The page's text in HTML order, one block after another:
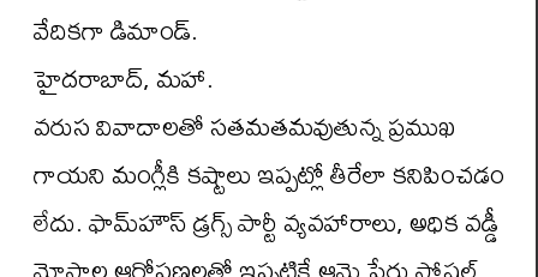
వేదికగా డిమాండ్.
హైదరాబాద్, మహా.
వరుస వివాదాలతో సతమతమవుతున్న ప్రముఖ
గాయని మంగ్లీకి కష్టాలు ఇప్పట్లో తీరేలా కనిపించడం
లేదు. ఫామ్‌హౌస్ డ్రగ్స్ పార్టీ వ్యవహారాలు, అధిక వడ్డీ